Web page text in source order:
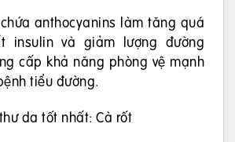
anthocyanins làm tăng quá
insulin và giảm lượng đường
cấp khả năng phòng vệ mạnh
tiểu đường.
da tốt nhất: Cà rốt